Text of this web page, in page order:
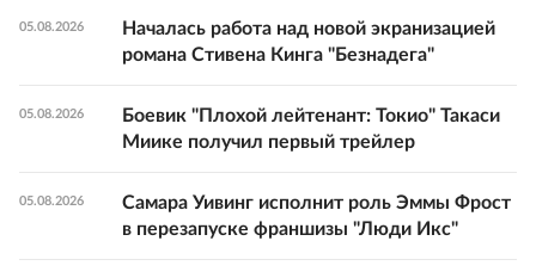
05.08.2026
Началась работа над новой экранизацией
романа Стивена Кинга "Безнадега"
05.08.2026
Боевик "Плохой лейтенант: Токио" Такаси
Миике получил первый трейлер
05.08.2026
Самара Уивинг исполнит роль Эммы Фрост
в перезапуске франшизы "Люди Икс"